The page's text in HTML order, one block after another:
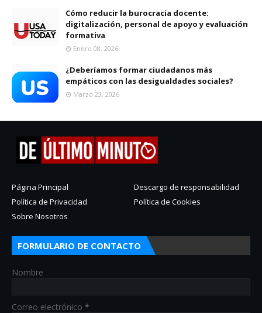
Cómo reducir la burocracia docente:
digitalización, personal de apoyo y evaluación
formativa
Enero 08, 2026
¿Deberíamos formar ciudadanos más
empáticos con las desigualdades sociales?
Marzo 23, 2026
Página Principal
Descargo de responsabilidad
Política de Privacidad
Política de Cookies
Sobre Nosotros
FORMULARIO DE CONTACTO
Nombre
Correo electrónico *